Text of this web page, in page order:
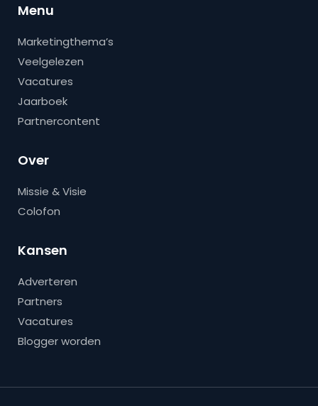
Menu
Marketingthema’s
Veelgelezen
Vacatures
Jaarboek
Partnercontent
Over
Missie & Visie
Colofon
Kansen
Adverteren
Partners
Vacatures
Blogger worden